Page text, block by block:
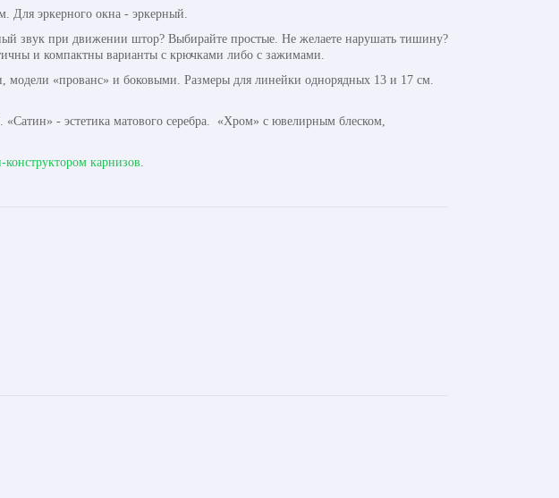
Для эркерного окна - эркерный.
звук при движении штор? Выбирайте простые. Не желаете нарушать тишину?
и компактны варианты с крючками либо с зажимами.
«прованс» и боковыми. Размеры для линейки однорядных 13 и 17 см.
- эстетика матового серебра. «Хром» с ювелирным блеском,
карнизов.